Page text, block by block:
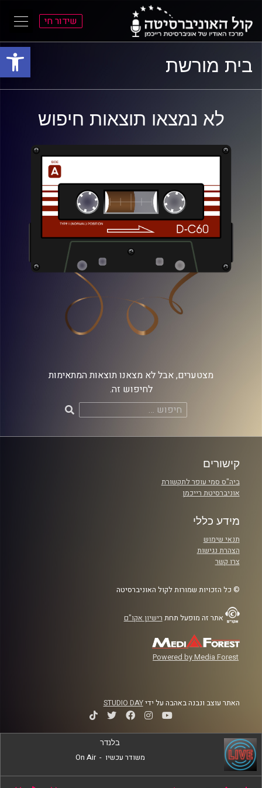
פתח
התפריט
הראשי
התוכן
הראשי
שידור חי
בית מורשת
לא נמצאו תוצאות חיפוש
מצטערים, אבל לא מצאנו תוצאות המתאימות
לחיפוש זה.
חיפוש:
קישורים
ביה"ס סמי עופר לתקשורת
אוניברסיטת רייכמן
מידע כללי
תנאי שימוש
הצהרת נגישות
צרו קשר
© כל הזכויות שמורות לקול האוניברסיטה
אתר זה מופעל תחת רישיון אקו"ם
Powered by Media Forest
האתר עוצב ונבנה באהבה על ידיSTUDIO DAY
בלנדר
משודר עכשיו -
On Air